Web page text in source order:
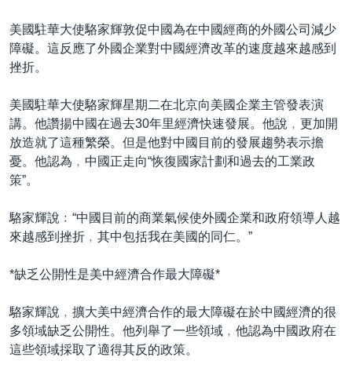
VOA 60秒 (國際)
美國專訊
YOUTUBE頻道
時事經緯
新聞音頻
港人港心
美國透視
建國史話
國語
其他語言網站
美國駐華大使駱家輝敦促中國為在中國經商的外國公司減少
障礙。這反應了外國企業對中國經濟改革的速度越來越感到
挫折。
美國駐華大使駱家輝星期二在北京向美國企業主管發表演
講。他讚揚中國在過去30年里經濟快速發展。他說﹐更加開
放造就了這種繁榮。但是他對中國目前的發展趨勢表示擔
憂。他認為﹐中國正走向“恢復國家計劃和過去的工業政
策”。
駱家輝說﹕“中國目前的商業氣候使外國企業和政府領導人越
來越感到挫折﹐其中包括我在美國的同仁。”
*缺乏公開性是美中經濟合作最大障礙*
駱家輝說﹐擴大美中經濟合作的最大障礙在於中國經濟的很
多領域缺乏公開性。他列舉了一些領域﹐他認為中國政府在
這些領域採取了適得其反的政策。